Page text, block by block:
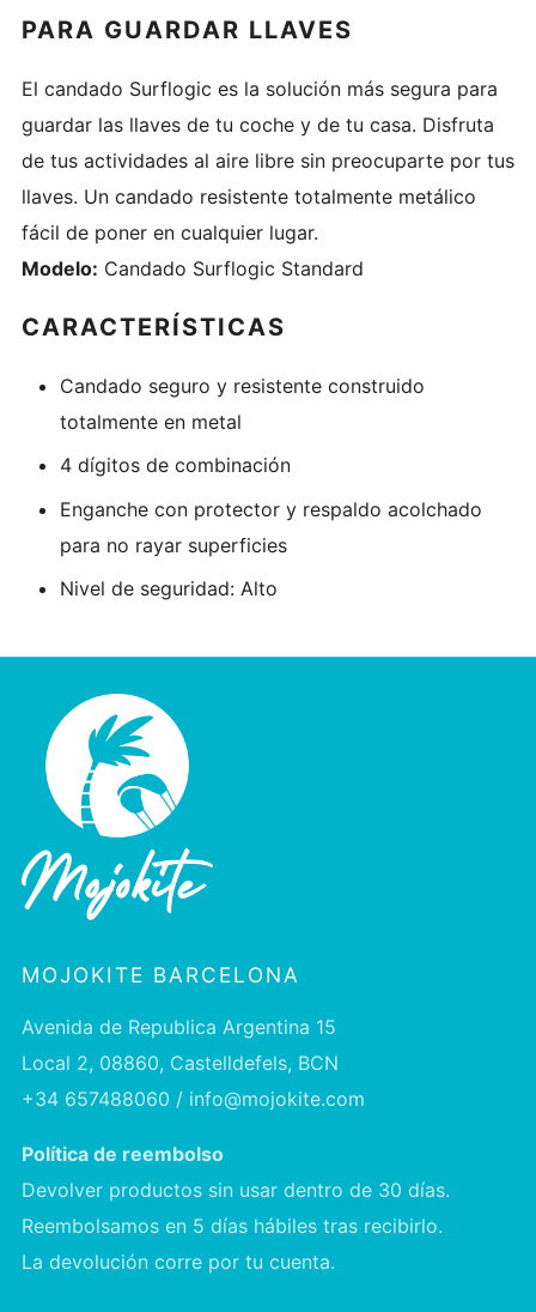
PARA GUARDAR LLAVES
El candado Surflogic es la solución más segura para
guardar las llaves de tu coche y de tu casa. Disfruta
de tus actividades al aire libre sin preocuparte por tus
llaves. Un candado resistente totalmente metálico
fácil de poner en cualquier lugar.
Modelo: Candado Surflogic Standard
CARACTERÍSTICAS
Candado seguro y resistente construido
totalmente en metal
4 dígitos de combinación
Enganche con protector y respaldo acolchado
para no rayar superficies
Nivel de seguridad: Alto
MOJOKITE BARCELONA
Avenida de Republica Argentina 15
Local 2, 08860, Castelldefels, BCN
+34 657488060 / info@mojokite.com
Política de reembolso
Devolver productos sin usar dentro de 30 días.
Reembolsamos en 5 días hábiles tras recibirlo.
La devolución corre por tu cuenta.